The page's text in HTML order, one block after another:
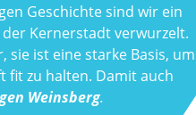
Geschichte sind wir ein
Kernerstadt verwurzelt.
sie ist eine starke Basis, um
fit zu halten. Damit auch
Weinsberg.